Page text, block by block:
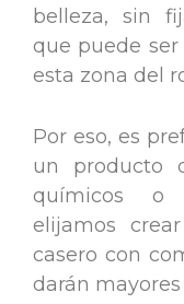
belleza, sin
que puede
esta zona del
Por eso, es
un producto
químicos o
elijamos
casero con
darán